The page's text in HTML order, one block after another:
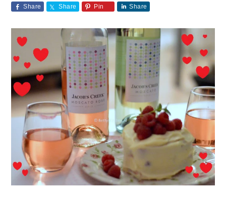
Share Share Pin Share